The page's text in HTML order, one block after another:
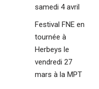
samedi 4 avril
Festival FNE en
tournée à
Herbeys le
vendredi 27
mars à la MPT